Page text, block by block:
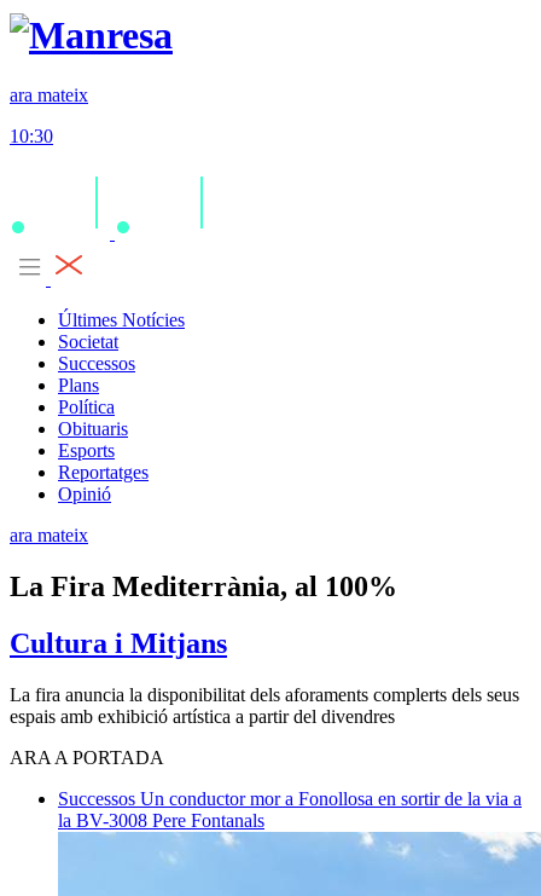
ara mateix
10:30
Últimes Notícies
Societat
Successos
Plans
Política
Obituaris
Esports
Reportatges
Opinió
ara mateix
La Fira Mediterrània, al 100%
Cultura i Mitjans
La fira anuncia la disponibilitat dels aforaments complerts dels seus
espais amb exhibició artística a partir del divendres
ARA A PORTADA
Successos Un conductor mor a Fonollosa en sortir de la via a
la BV-3008 Pere Fontanals